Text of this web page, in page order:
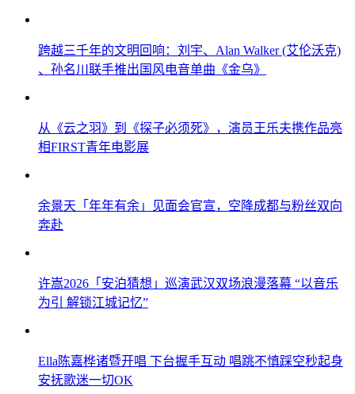
跨越三千年的文明回响：刘宇、Alan Walker (艾伦沃克)
、孙名川联手推出国风电音单曲《金乌》
从《云之羽》到《探子必须死》，演员王乐夫携作品亮
相FIRST青年电影展
余景天「年年有余」见面会官宣，空降成都与粉丝双向
奔赴
许嵩2026「安泊猜想」巡演武汉双场浪漫落幕 “以音乐
为引 解锁江城记忆”
Ella陈嘉桦诸暨开唱 下台握手互动 唱跳不慎踩空秒起身
安抚歌迷一切OK